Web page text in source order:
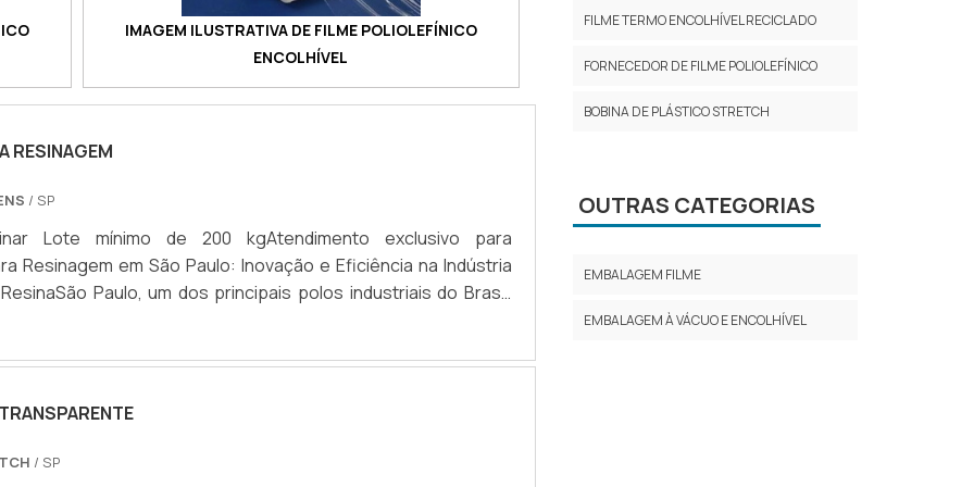
IMAGEM ILUSTRATIVA DE FILME POLIOLEFÍNICO
ENCOLHÍVEL
RESINAGEM
/ SP
Lote mínimo de 200 kgAtendimento exclusivo para
Resinagem em São Paulo: Inovação e Eficiência na Indústria
Paulo, um dos principais polos industriais do Brasil,
Neste guia, exploraremos a importância dos
em São Paulo e como eles impulsionam a inovação e a
Os saquinhos para resinagem são projetados para
/ SP
FILME TERMO ENCOLHÍVEL RECICLADO
FORNECEDOR DE FILME POLIOLEFÍNICO
BOBINA DE PLÁSTICO STRETCH
OUTRAS CATEGORIAS
EMBALAGEM FILME
EMBALAGEM À VÁCUO E ENCOLHÍVEL